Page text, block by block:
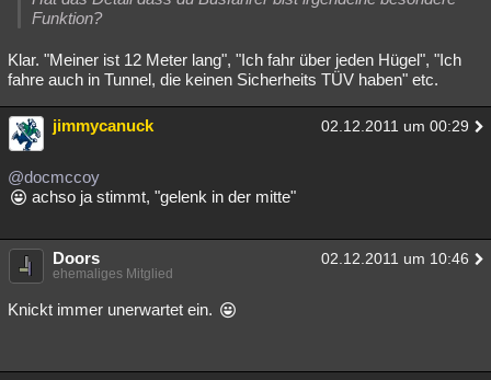
Funktion?
Klar. "Meiner ist 12 Meter lang", "Ich fahr über jeden Hügel", "Ich
fahre auch in Tunnel, die keinen Sicherheits TÜV haben" etc.
jimmycanuck 02.12.2011 um 00:29
@docmccoy
achso ja stimmt, "gelenk in der mitte"
Doors 02.12.2011 um 10:46
ehemaliges Mitglied
Knickt immer unerwartet ein.